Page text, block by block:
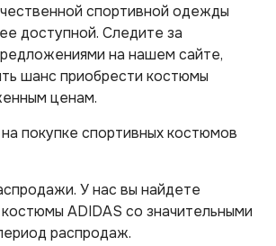
спортивной одежды
доступной. Следите за
на нашем сайте,
шанс приобрести костюмы
ценам.
покупке спортивных костюмов
У нас вы найдете
ADIDAS со значительными
распродаж.